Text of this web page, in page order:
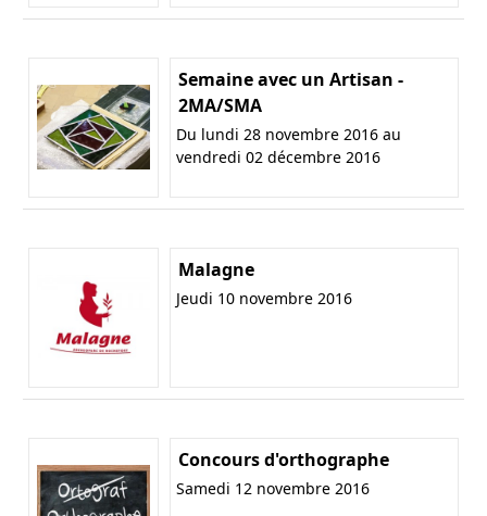
Semaine avec un Artisan -
2MA/SMA
Du lundi 28 novembre 2016 au
vendredi 02 décembre 2016
Malagne
Jeudi 10 novembre 2016
Concours d'orthographe
Samedi 12 novembre 2016